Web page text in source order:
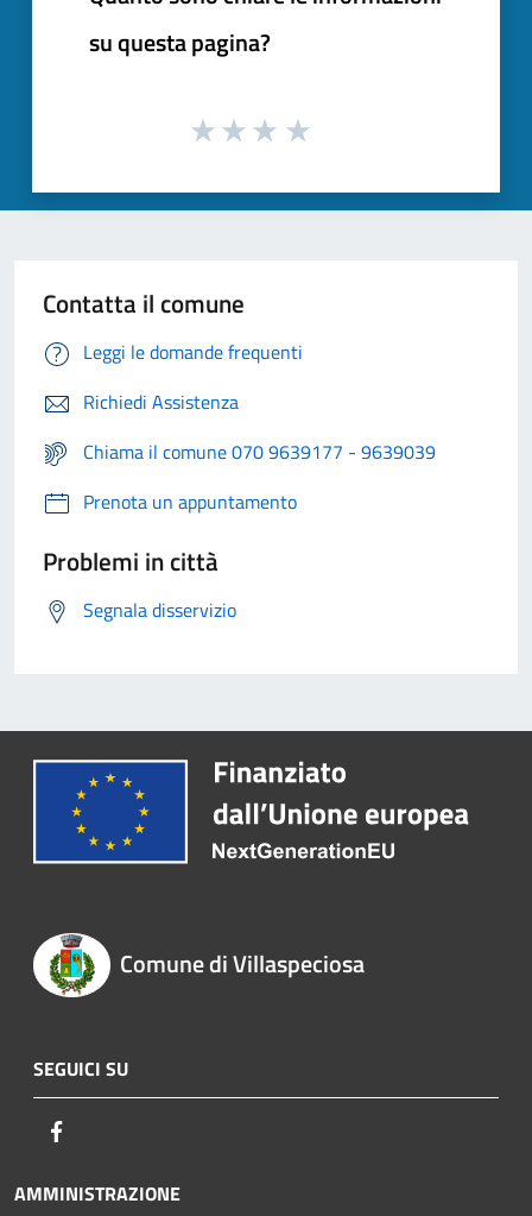
su questa pagina?
Contatta il comune
Leggi le domande frequenti
Richiedi Assistenza
Chiama il comune 070 9639177 - 9639039
Prenota un appuntamento
Problemi in città
Segnala disservizio
Comune di Villaspeciosa
SEGUICI SU
AMMINISTRAZIONE